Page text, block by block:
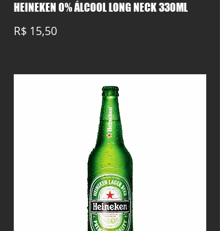
HEINEKEN 0% ÁLCOOL LONG NECK 330ML
R$ 15,50